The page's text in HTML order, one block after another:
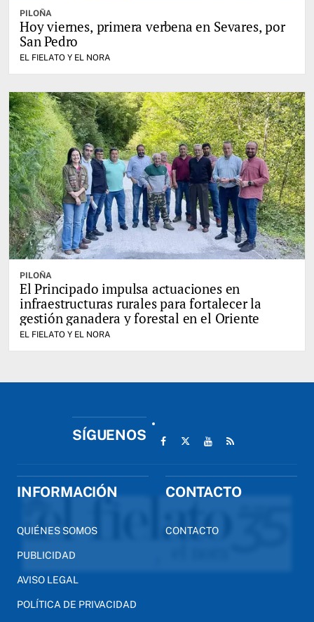
PILOÑA
Hoy viernes, primera verbena en Sevares, por
San Pedro
EL FIELATO Y EL NORA
PILOÑA
El Principado impulsa actuaciones en
infraestructuras rurales para fortalecer la
gestión ganadera y forestal en el Oriente
EL FIELATO Y EL NORA
SÍGUENOS
INFORMACIÓN
QUIÉNES SOMOS
PUBLICIDAD
AVISO LEGAL
POLÍTICA DE PRIVACIDAD
CONTACTO
CONTACTO